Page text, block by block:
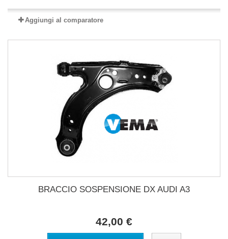
Aggiungi al comparatore
BRACCIO SOSPENSIONE DX AUDI A3
42,00 €